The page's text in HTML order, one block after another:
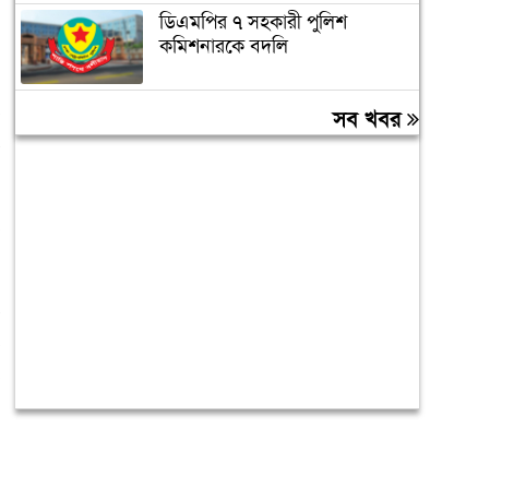
ডিএমপির ৭ সহকারী পুলিশ
কমিশনারকে বদলি
বন্যায় ক্ষতিগ্রস্ত ১০০ পরিবারকে
রোববার নতুন ঘর দেবেনসব খবর